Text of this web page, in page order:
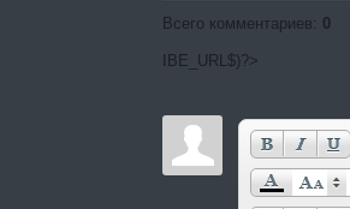
Всего комментариев: 0
IBE_URL$)?>